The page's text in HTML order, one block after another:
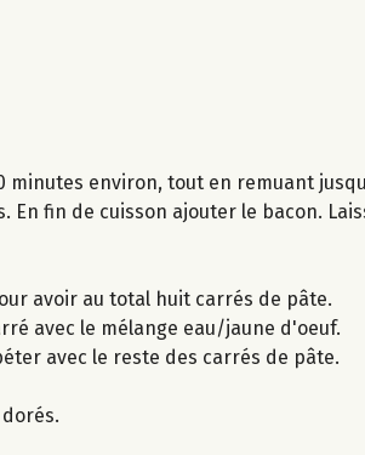
minutes environ, tout en remuant
fin de cuisson ajouter le bacon.
avoir au total huit carrés de pâte.
avec le mélange eau/jaune d'oeuf.
avec le reste des carrés de pâte.